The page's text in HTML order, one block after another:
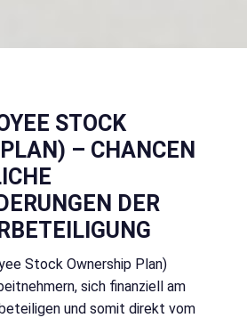
STOCK
– CHANCEN
DER
Stock Ownership Plan)
sich finanziell am
und somit direkt vom